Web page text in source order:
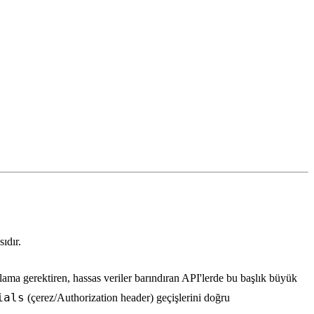
gerektiren, hassas veriler barındıran API'lerde bu başlık büyük
(çerez/Authorization header) geçişlerini doğru